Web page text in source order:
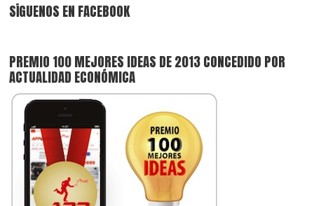
SÍGUENOS EN FACEBOOK
PREMIO 100 MEJORES IDEAS DE 2013 CONCEDIDO POR
ACTUALIDAD ECONÓMICA